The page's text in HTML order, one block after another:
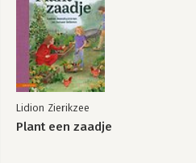
Lidion Zierikzee
Plant een zaadje